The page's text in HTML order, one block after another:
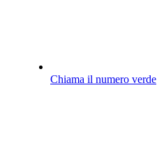
Chiama il numero verde